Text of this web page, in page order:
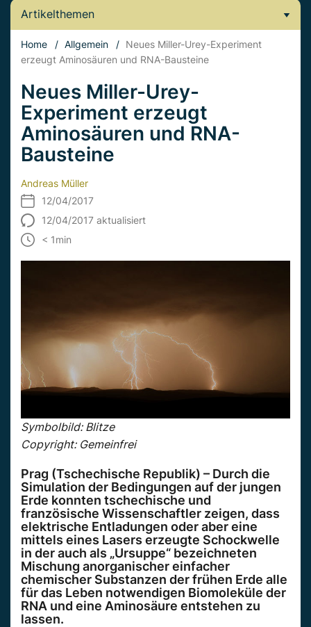
Artikelthemen
Home / Allgemein / Neues Miller-Urey-Experiment
erzeugt Aminosäuren und RNA-Bausteine
Neues Miller-Urey-
Experiment erzeugt
Aminosäuren und RNA-
Bausteine
Andreas Müller
12/04/2017
12/04/2017 aktualisiert
< 1min
Symbolbild: Blitze
Copyright: Gemeinfrei
Prag (Tschechische Republik) – Durch die
Simulation der Bedingungen auf der jungen
Erde konnten tschechische und
französische Wissenschaftler zeigen, dass
elektrische Entladungen oder aber eine
mittels eines Lasers erzeugte Schockwelle
in der auch als „Ursuppe“ bezeichneten
Mischung anorganischer einfacher
chemischer Substanzen der frühen Erde alle
für das Leben notwendigen Biomoleküle der
RNA und eine Aminosäure entstehen zu
lassen.